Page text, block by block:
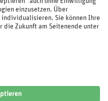
UND MARKEN
Reisen